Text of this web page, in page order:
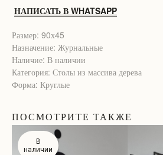
НАПИСАТЬ В WHATSAPP
Размер: 90х45
Назначение: Журнальные
Наличие: В наличии
Категория: Столы из массива дерева
Форма: Круглые
ПОСМОТРИТЕ ТАКЖЕ
В
наличии